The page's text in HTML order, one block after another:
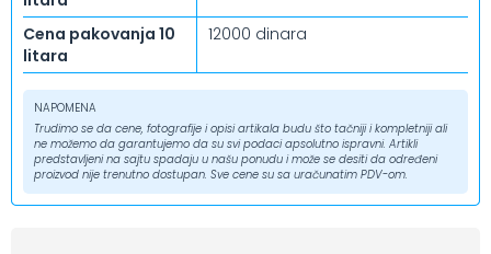
Cena pakovanja 10
litara
12000 dinara
NAPOMENA
Trudimo se da cene, fotografije i opisi artikala budu što tačniji i kompletniji ali
ne možemo da garantujemo da su svi podaci apsolutno ispravni. Artikli
predstavljeni na sajtu spadaju u našu ponudu i može se desiti da određeni
proizvod nije trenutno dostupan. Sve cene su sa uračunatim PDV-om.